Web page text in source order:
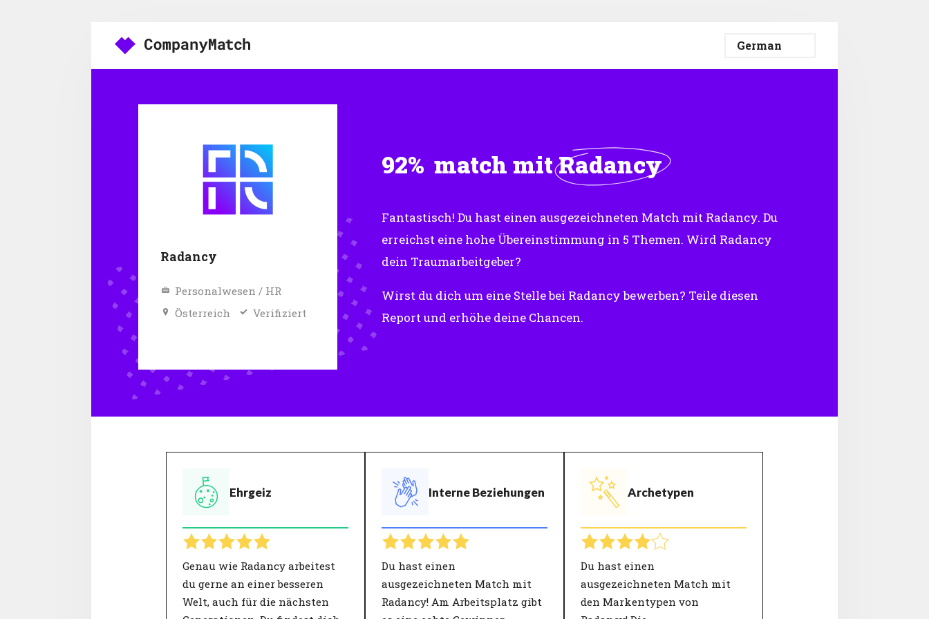
Radancy
Personalwesen / HR
Österreich
Verifiziert
92% match mitRadancy
Fantastisch! Du hast einen ausgezeichneten Match mit Radancy. Du
erreichst eine hohe Übereinstimmung in 5 Themen. Wird Radancy
dein Traumarbeitgeber?
Wirst du dich um eine Stelle bei Radancy bewerben? Teile diesen
Report und erhöhe deine Chancen.
Ehrgeiz
Genau wie Radancy arbeitest
du gerne an einer besseren
Welt, auch für die nächsten
Interne Beziehungen
Du hast einen
ausgezeichneten Match mit
Radancy! Am Arbeitsplatz gibt
Archetypen
Du hast einen
ausgezeichneten Match mit
den Markentypen von